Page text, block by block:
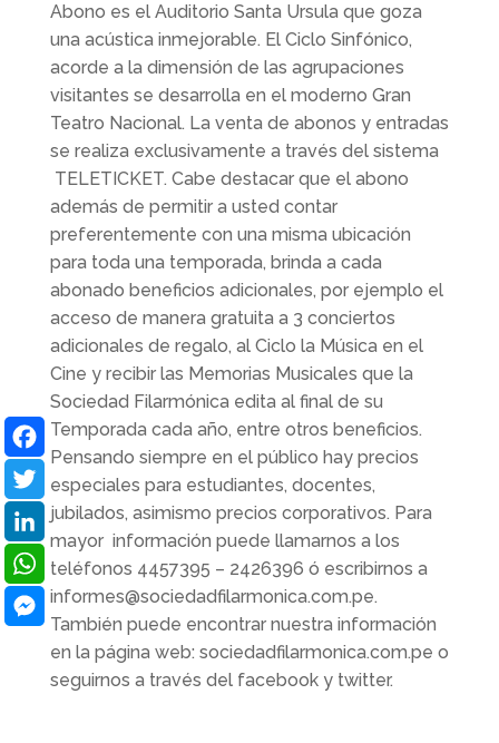
Abono es el Auditorio Santa Ursula que goza
una acústica inmejorable. El Ciclo Sinfónico,
acorde a la dimensión de las agrupaciones
visitantes se desarrolla en el moderno Gran
Teatro Nacional. La venta de abonos y entradas
se realiza exclusivamente a través del sistema
TELETICKET. Cabe destacar que el abono
además de permitir a usted contar
preferentemente con una misma ubicación
para toda una temporada, brinda a cada
abonado beneficios adicionales, por ejemplo el
acceso de manera gratuita a 3 conciertos
adicionales de regalo, al Ciclo la Música en el
Cine y recibir las Memorias Musicales que la
Sociedad Filarmónica edita al final de su
Temporada cada año, entre otros beneficios.
Pensando siempre en el público hay precios
especiales para estudiantes, docentes,
jubilados, asimismo precios corporativos. Para
mayor información puede llamarnos a los
teléfonos 4457395 – 2426396 ó escribirnos a
informes@sociedadfilarmonica.com.pe.
También puede encontrar nuestra información
en la página web: sociedadfilarmonica.com.pe o
seguirnos a través del facebook y twitter.
Facebook
Twitter
LinkedIn
WhatsApp
Messenger